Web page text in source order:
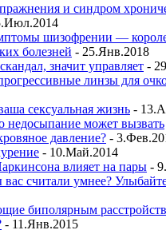
и синдром
шизофрении —
болезней - 25.Янв.2018
значит управляет -
линзы для
сексуальная жизнь -
недосыпание может вызвать
давление? -
- 10.Май.2014
влияет на пары -
считали умнее?
биполярным
- 11.Янв.2015